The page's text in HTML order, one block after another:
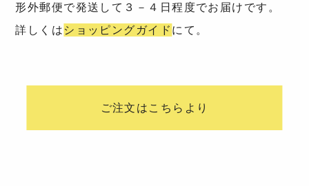
形外郵便で発送して３－４日程度でお届けです。
詳しくは ショッピングガイド にて。
ご注文はこちらより